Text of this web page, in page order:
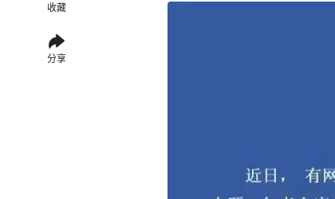
收藏
分享